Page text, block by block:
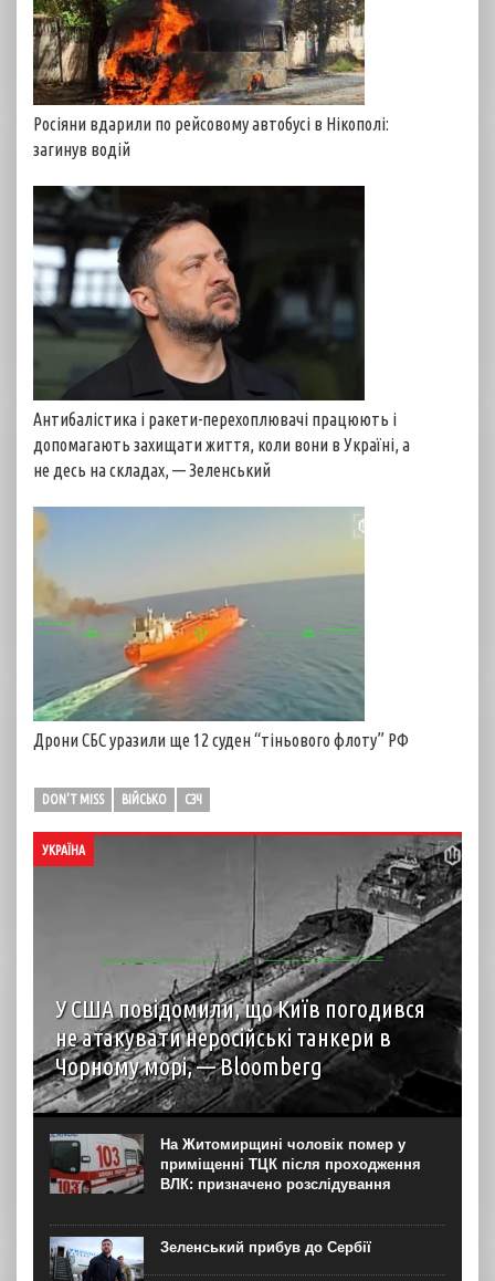
Росіяни вдарили по рейсовому автобусі в Нікополі:
загинув водій
Антибалістика і ракети-перехоплювачі працюють і
допомагають захищати життя, коли вони в Україні, а
не десь на складах, — Зеленський
Дрони СБС уразили ще 12 суден “тіньового флоту” РФ
DON'T MISS ВІЙСЬКО СЗЧ
УКРАЇНА
У США повідомили, що Київ погодився
не атакувати неросійські танкери в
Чорному морі, — Bloomberg
За словами представника уряду США, Україна
погодилася не завдавати ударів по деяких неросійських
нафтових танкерах та об’єктах інфраструктури Чорного
моря, що мають критичне значення для експорту
казахстанської нафти, після...
На Житомирщині чоловік помер у
приміщенні ТЦК після проходження
ВЛК: призначено розслідування
Зеленський прибув до Сербії